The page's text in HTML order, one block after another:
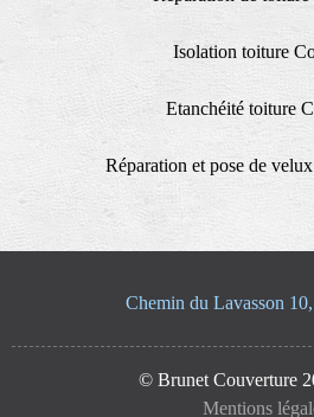
Isolation toiture
Etanchéité toiture
Réparation et pose de
Chemin du Lavasson
© Brunet Couverture
Mentions